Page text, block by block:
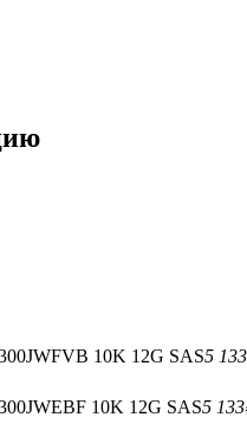
10K 12G SAS5 133
10K 12G SAS5 133